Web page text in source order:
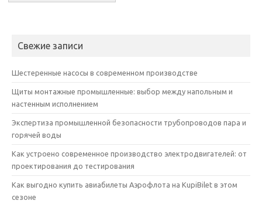
Свежие записи
Шестеренные насосы в современном производстве
Щиты монтажные промышленные: выбор между напольным и
настенным исполнением
Экспертиза промышленной безопасности трубопроводов пара и
горячей воды
Как устроено современное производство электродвигателей: от
проектирования до тестирования
Как выгодно купить авиабилеты Аэрофлота на KupiBilet в этом
сезоне